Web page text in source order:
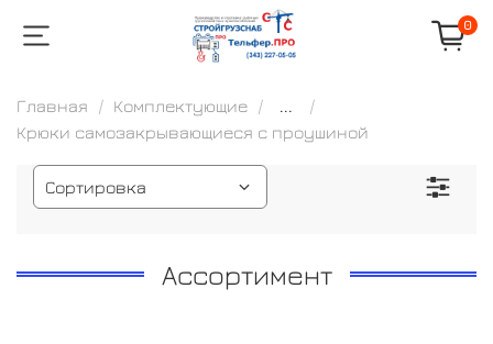
0
Главная Комплектующие
...
Крюки самозакрывающиеся с проушиной
Ассортимент